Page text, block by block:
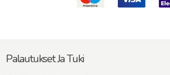
Palautukset Ja Tuki